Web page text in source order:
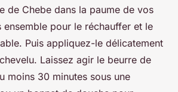
de Chebe dans la paume de vos
pour le réchauffer et le
Puis appliquez-le délicatement
Laissez agir le beurre de
moins 30 minutes sous une